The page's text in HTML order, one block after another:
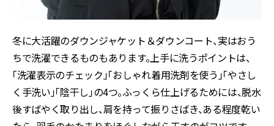
冬に大活躍のダウンジャケット＆ダウンコート、実はおう
ちで洗濯できるものもあります。上手に洗うポイントは、
「洗濯表示のチェック」「おしゃれ着用洗剤を使う」「やさし
く手洗い」「陰干し」の4つ。ふっくら仕上げるためには、脱水
後すばやく取り出し、肩を持って振りさばき、ある程度乾い